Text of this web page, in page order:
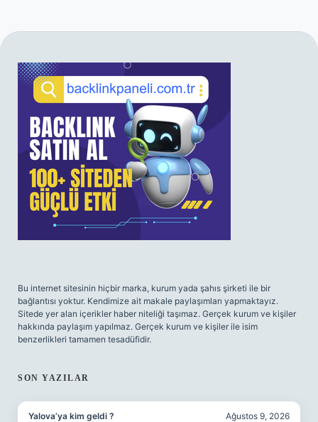
SIDEBAR
Bu internet sitesinin hiçbir marka, kurum yada şahıs şirketi ile bir
bağlantısı yoktur. Kendimize ait makale paylaşımları yapmaktayız.
Sitede yer alan içerikler haber niteliği taşımaz. Gerçek kurum ve kişiler
hakkında paylaşım yapılmaz. Gerçek kurum ve kişiler ile isim
benzerlikleri tamamen tesadüfidir.
SON YAZILAR
Yalova’ya kim geldi ? Ağustos 9, 2026